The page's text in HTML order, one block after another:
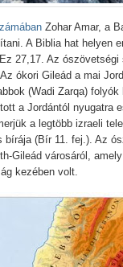
Zohar Amar, a
A Biblia hat helyen
27,17. Az
ókori Gileád a mai
(Wadi Zarqa) folyók
a Jordántól nyugatra
a legtöbb izraeli
(Bír 11. fej.). Az
Gileád városáról,
kezében volt.